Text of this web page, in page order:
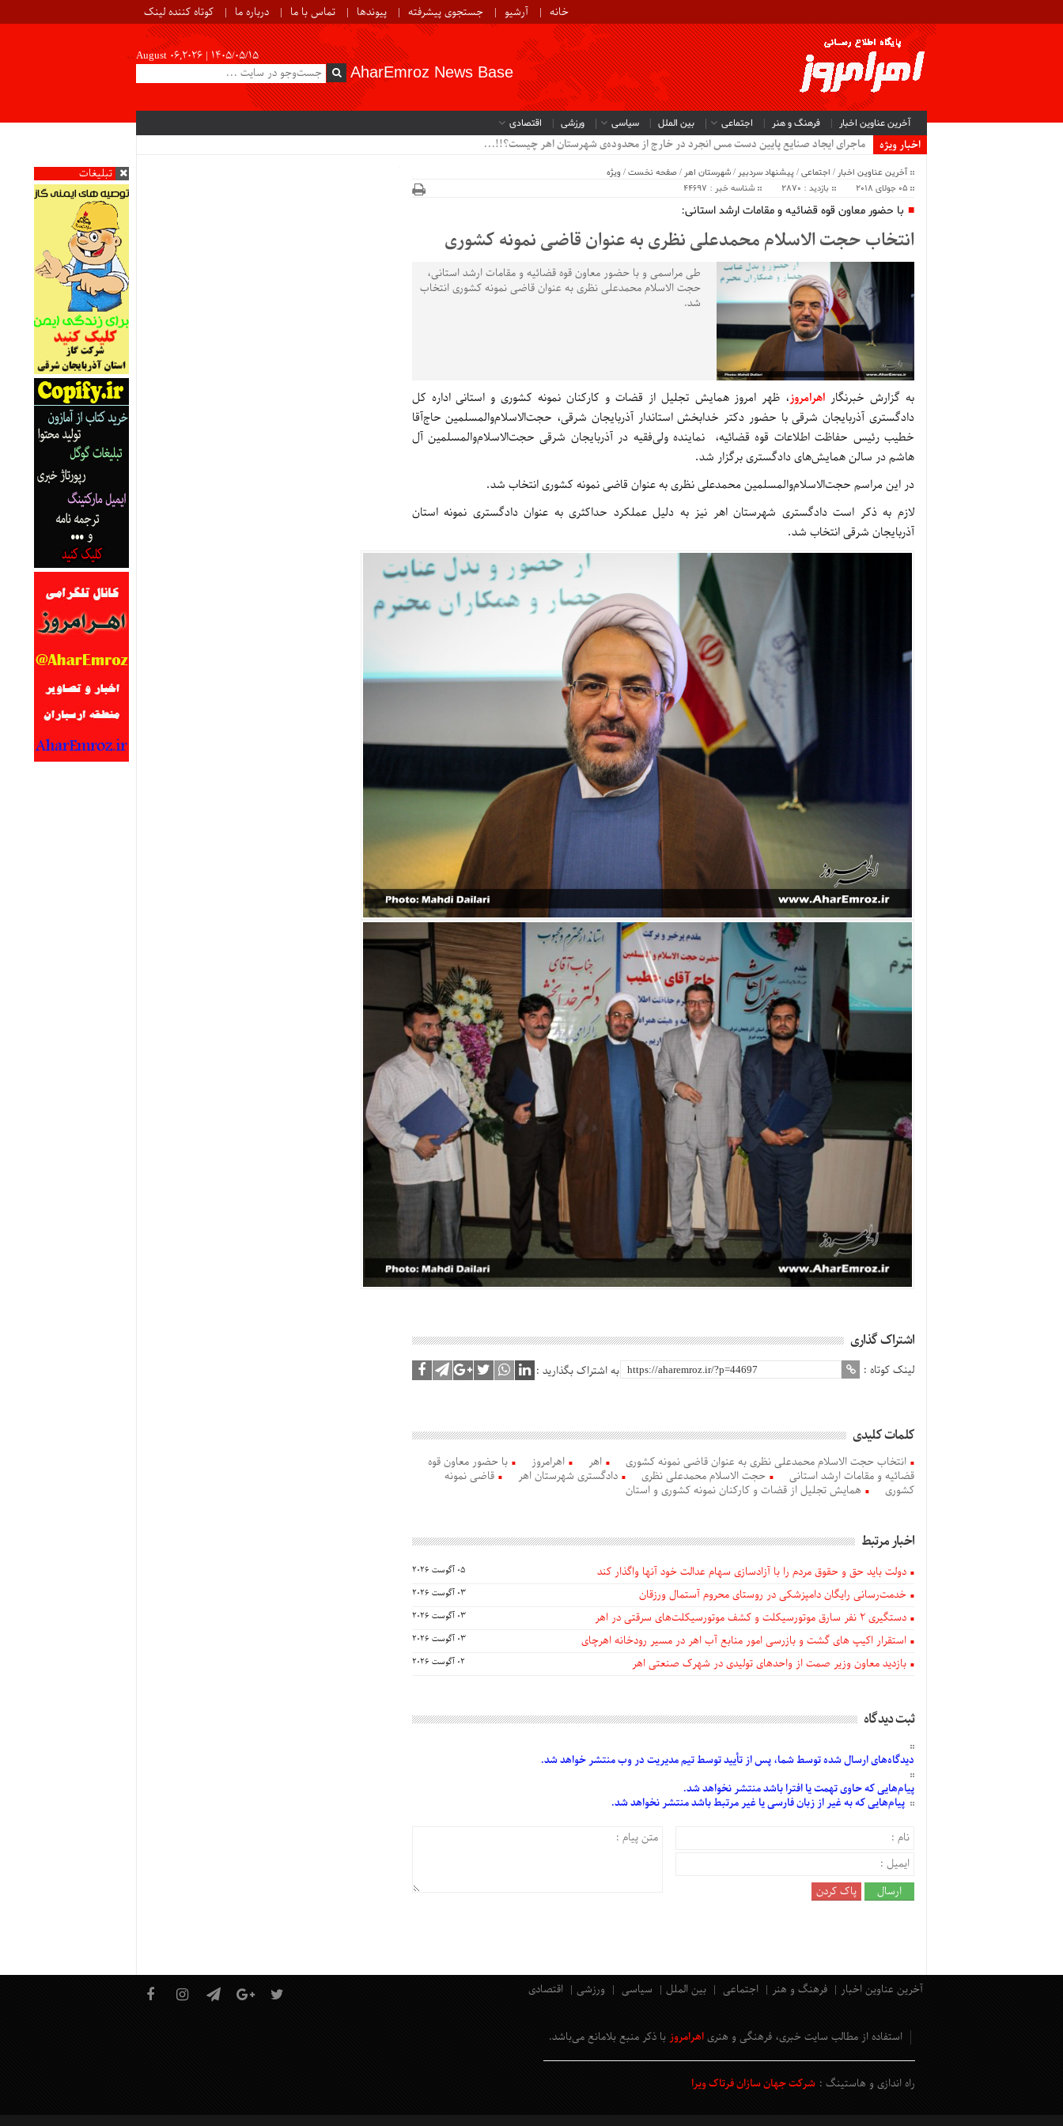
خانه آرشیو جستجوی پیشرفته پیوندها تماس با ما درباره ما کوتاه کننده لینک
August 06,2026 | ۱۴۰۵/۰۵/۱۵
AharEmroz News Base
آخرین عناوین اخبار فرهنگ و هنر اجتماعی بین الملل سیاسی ورزشی اقتصادی
اخبار ویژه
ماجرای ایجاد صنایع پایین دست مس انجرد در خارج از محدوده‌ی شهرستان اهر چیست؟!!...
تبلیغات
آخرین عناوین اخبار / اجتماعی/پیشنهاد سردبیر /شهرستان اهر /صفحه نخست/ ویژه
05 جولای 2018
بازدید : 2870 شناسه خبر : 44697
با حضور معاون قوه قضائیه و مقامات ارشد استانی:
انتخاب حجت الاسلام محمدعلی نظری به عنوان قاضی نمونه کشوری
طی مراسمی و با حضور معاون قوه قضائیه و مقامات ارشد استانی،
حجت الاسلام محمدعلی نظری به عنوان قاضی نمونه کشوری انتخاب
شد.
به گزارش خبرنگار اهرامروز، ظهر امروز همایش تجلیل از قضات و کارکنان نمونه کشوری و استانی اداره کل
دادگستری آذربایجان شرقی با حضور دکتر خدابخش استاندار آذربایجان شرقی، حجت‌الاسلام‌والمسلمین حاج‌آقا
خطیب رئیس حفاظت اطلاعات قوه قضائیه، نماینده ولی‌فقیه در آذربایجان شرقی حجت‌الاسلام‌والمسلمین آل
هاشم در سالن همایش‌های دادگستری برگزار شد.
در این مراسم حجت‌الاسلام‌والمسلمین محمدعلی نظری به عنوان قاضی نمونه کشوری انتخاب شد.
لازم به ذکر است دادگستری شهرستان اهر نیز به دلیل عملکرد حداکثری به عنوان دادگستری نمونه استان
آذربایجان شرقی انتخاب شد.
اشتراک گذاری
لینک کوتاه : به اشتراک بگذارید :
کلمات کلیدی
انتخاب حجت الاسلام محمدعلی نظری به عنوان قاضی نمونه کشوری اهر اهرامروز
با حضور معاون قوه
قضائیه و مقامات ارشد استانی
حجت الاسلام محمدعلی نظری دادگستری شهرستان اهر
قاضی نمونه
کشوری
همایش تجلیل از قضات و کارکنان نمونه کشوری و استان
اخبار مرتبط
دولت باید حق و حقوق مردم را با آزادسازی سهام عدالت خود آنها واگذار کند 05 آگوست 2026
خدمت‌رسانی رایگان دامپزشکی در روستای محروم آستمال ورزقان 03 آگوست 2026
دستگيری ۲ نفر سارق موتورسیکلت و کشف موتورسیکلت‌های سرقتی در اهر 03 آگوست 2026
استقرار اکیپ های گشت و بازرسی امور منابع آب اهر در مسیر رودخانه اهرچای 03 آگوست 2026
بازدید معاون وزیر صمت از واحدهای تولیدی در شهرک صنعتی اهر 02 آگوست 2026
ثبت دیدگاه
دیدگاه‌هایارسالشدهتوسط شما، پس از تأییدتوسط تیم مدیریت در وب منتشر خواهد شد.
پیام‌هاییکه حاوی تهمت یا افترا باشد منتشر نخواهد شد.
پیام‌هاییکه به غیر از زبان فارسی یا غیر مرتبط باشد منتشر نخواهد شد.
آخرین عناوین اخبار فرهنگ و هنر اجتماعی بین الملل سیاسی ورزشی اقتصادی
استفاده از مطالب سایت خبری، فرهنگی و هنری اهرامروز با ذکر منبع بلامانع می‌باشد.
راه اندازی و هاستینگ : شرکت جهان سازان فرتاک ویرا